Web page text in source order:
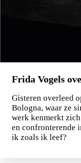
Frida Vogels
Gisteren overleed
Bologna, waar ze
werk kenmerkt
en confronterende
ik zoals ik leef?